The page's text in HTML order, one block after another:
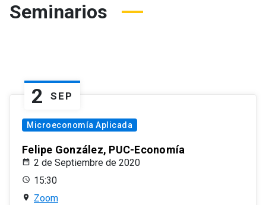
Seminarios
2 SEP
Microeconomía Aplicada
Felipe González, PUC-Economía
2 de Septiembre de 2020
15:30
Zoom